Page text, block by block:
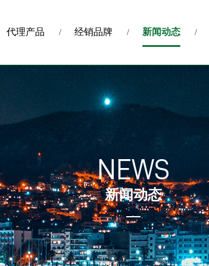
代理产品 经销品牌 新闻动态
NEWS
新闻动态